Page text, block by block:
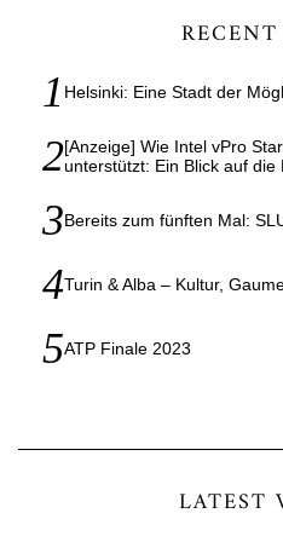
Helsinki: Eine Stadt der
[Anzeige] Wie Intel vPro
unterstützt: Ein Blick auf die
Bereits zum fünften Mal:
Turin & Alba – Kultur,
ATP Finale 2023
LATEST